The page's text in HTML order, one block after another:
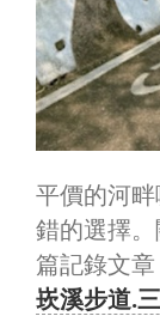
平價的河
錯的選擇
篇記錄文章
崁溪步道.